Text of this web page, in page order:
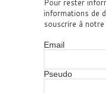
Pour rester
informations de
souscrire à notre
Email
Pseudo